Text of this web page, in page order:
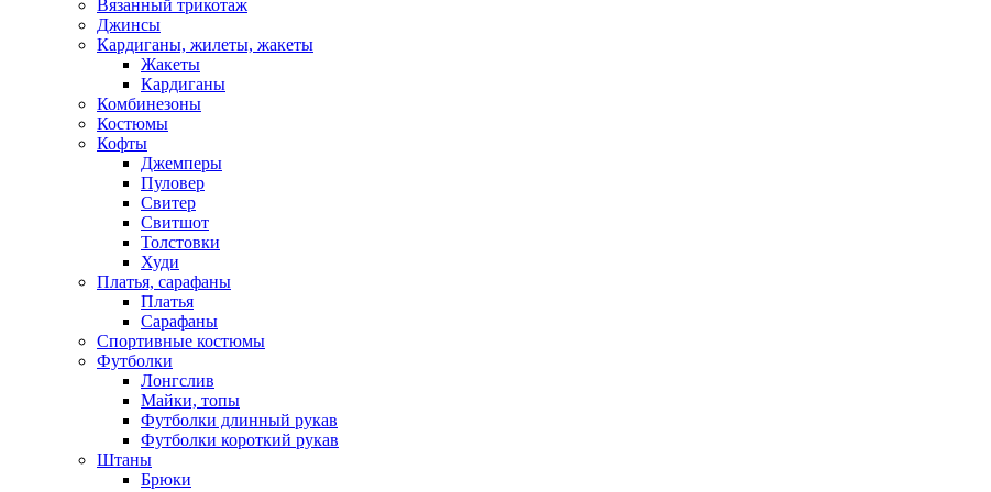
Вязанный трикотаж
Джинсы
Кардиганы, жилеты, жакеты
Жакеты
Кардиганы
Комбинезоны
Костюмы
Кофты
Джемперы
Пуловер
Свитер
Свитшот
Толстовки
Худи
Платья, сарафаны
Платья
Сарафаны
Спортивные костюмы
Футболки
Лонгслив
Майки, топы
Футболки длинный рукав
Футболки короткий рукав
Штаны
Брюки